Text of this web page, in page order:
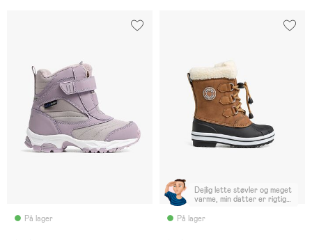
På lager På lager
Dejlig lette støvler og meget
varme, min datter er rigtig